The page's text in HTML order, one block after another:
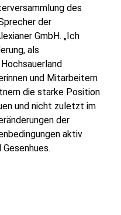
des
der
GmbH. „Ich
als
und Mitarbeitern
die starke Position
und nicht zuletzt im
der
aktiv